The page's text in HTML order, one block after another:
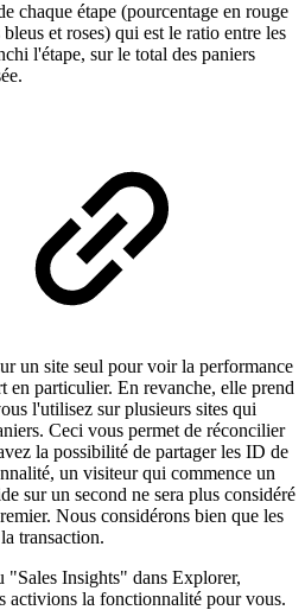
chaque étape (pourcentage en rouge
et roses) qui est le ratio entre les
l'étape, sur le total des paniers
un site seul pour voir la performance
en particulier. En revanche, elle prend
l'utilisez sur plusieurs sites qui
Ceci vous permet de réconcilier
la possibilité de partager les ID de
un visiteur qui commence un
sur un second ne sera plus considéré
Nous considérons bien que les
transaction.
"Sales Insights" dans Explorer,
activions la fonctionnalité pour vous.